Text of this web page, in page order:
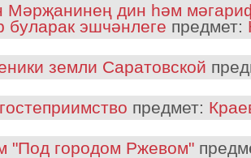
Мәрҗанинең дин һәм
буларак эшчәнлеге предмет:
земли Саратовской
предмет:
"Под городом Ржевом"